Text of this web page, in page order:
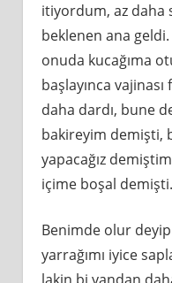
itiyordum, az daha
beklenen ana
onuda kucağıma
başlayınca
daha dardı, bune
bakireyim demişti,
yapacağız
içime boşal demişti.
Benimde olur
yarrağımı iyice